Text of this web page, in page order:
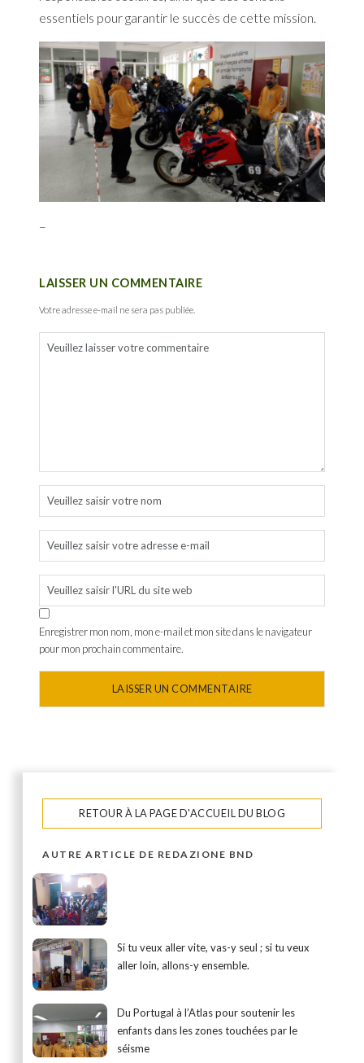
essentiels pour garantir le succès de cette mission.
–
LAISSER UN COMMENTAIRE
Votre adresse e-mail ne sera pas publiée.
Enregistrer mon nom, mon e-mail et mon site dans le navigateur
pour mon prochain commentaire.
RETOUR À LA PAGE D'ACCUEIL DU BLOG
AUTRE ARTICLE DE REDAZIONE BND
Si tu veux aller vite, vas-y seul ; si tu veux
aller loin, allons-y ensemble.
Du Portugal à l’Atlas pour soutenir les
enfants dans les zones touchées par le
séisme